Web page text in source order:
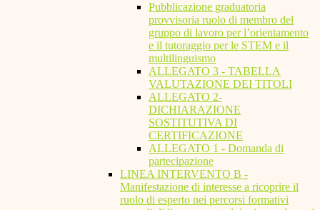
Pubblicazione graduatoria
provvisoria ruolo di membro del
gruppo di lavoro per l’orientamento
e il tutoraggio per le STEM e il
multilinguismo
ALLEGATO 3 - TABELLA
VALUTAZIONE DEI TITOLI
ALLEGATO 2-
DICHIARAZIONE
SOSTITUTIVA DI
CERTIFICAZIONE
ALLEGATO 1 - Domanda di
partecipazione
LINEA INTERVENTO B -
Manifestazione di interesse a ricoprire il
ruolo di esperto nei percorsi formativi